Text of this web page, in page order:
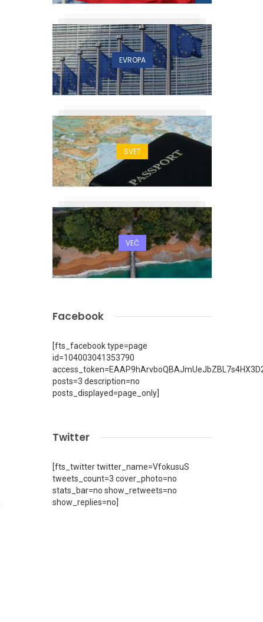
EVROPA
SVET
VEČ
Facebook
[fts_facebook type=page
id=104003041353790
posts=3 description=no
posts_displayed=page_only]
Twitter
[fts_twitter twitter_name=VfokusuS
tweets_count=3 cover_photo=no
stats_bar=no show_retweets=no
show_replies=no]